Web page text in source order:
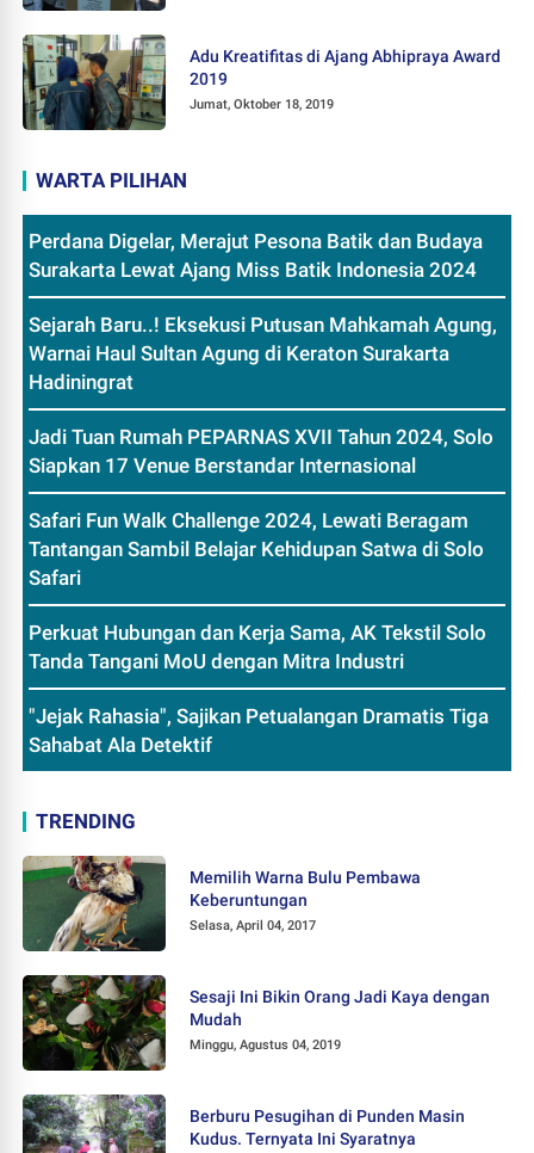
Adu Kreatifitas di Ajang Abhipraya Award
2019
Jumat, Oktober 18, 2019
WARTA PILIHAN
Perdana Digelar, Merajut Pesona Batik dan Budaya
Surakarta Lewat Ajang Miss Batik Indonesia 2024
Sejarah Baru..! Eksekusi Putusan Mahkamah Agung,
Warnai Haul Sultan Agung di Keraton Surakarta
Hadiningrat
Jadi Tuan Rumah PEPARNAS XVII Tahun 2024, Solo
Siapkan 17 Venue Berstandar Internasional
Safari Fun Walk Challenge 2024, Lewati Beragam
Tantangan Sambil Belajar Kehidupan Satwa di Solo
Safari
Perkuat Hubungan dan Kerja Sama, AK Tekstil Solo
Tanda Tangani MoU dengan Mitra Industri
"Jejak Rahasia", Sajikan Petualangan Dramatis Tiga
Sahabat Ala Detektif
TRENDING
Memilih Warna Bulu Pembawa
Keberuntungan
Selasa, April 04, 2017
Sesaji Ini Bikin Orang Jadi Kaya dengan
Mudah
Minggu, Agustus 04, 2019
Berburu Pesugihan di Punden Masin
Kudus. Ternyata Ini Syaratnya